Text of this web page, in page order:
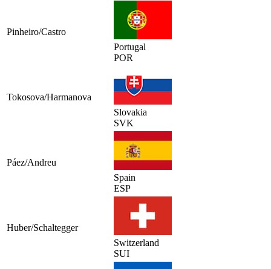
Pinheiro/Castro
Portugal
POR
Tokosova/Harmanova
Slovakia
SVK
Páez/Andreu
Spain
ESP
Huber/Schaltegger
Switzerland
SUI